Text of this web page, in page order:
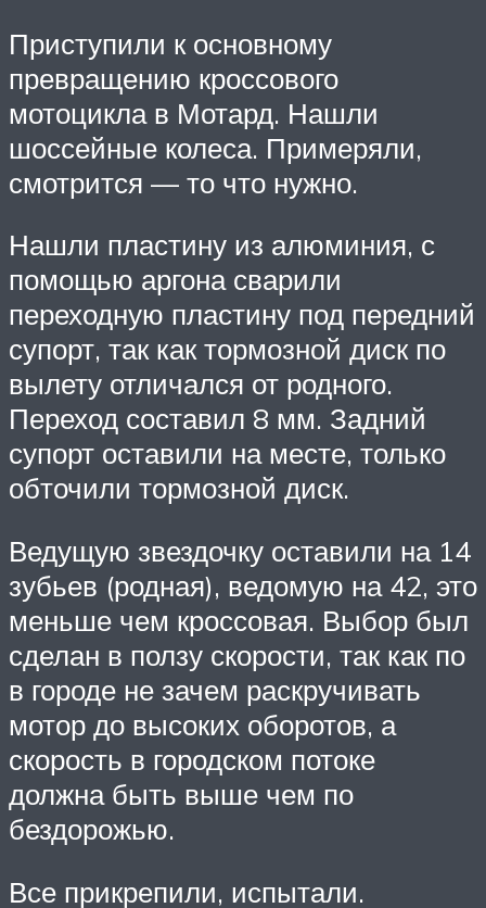
Приступили к основному
превращению кроссового
мотоцикла в Мотард. Нашли
шоссейные колеса. Примеряли,
смотрится — то что нужно.
Нашли пластину из алюминия, с
помощью аргона сварили
переходную пластину под передний
супорт, так как тормозной диск по
вылету отличался от родного.
Переход составил 8 мм. Задний
супорт оставили на месте, только
обточили тормозной диск.
Ведущую звездочку оставили на 14
зубьев (родная), ведомую на 42, это
меньше чем кроссовая. Выбор был
сделан в ползу скорости, так как по
в городе не зачем раскручивать
мотор до высоких оборотов, а
скорость в городском потоке
должна быть выше чем по
бездорожью.
Все прикрепили, испытали.